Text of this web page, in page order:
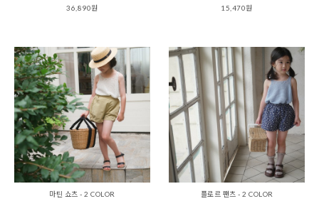
36,890원
15,470원
마틴 쇼츠 - 2 COLOR
플로르 팬츠 - 2 COLOR